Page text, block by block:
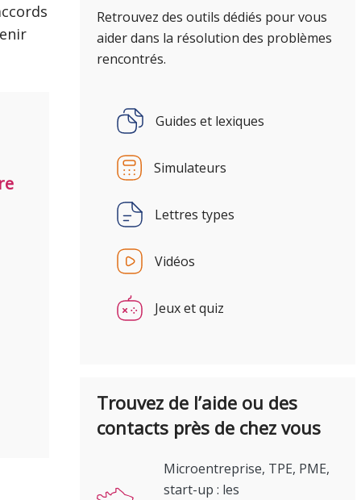
Retrouvez des outils dédiés pour vous
aider dans la résolution des problèmes
rencontrés.
Guides et lexiques
Simulateurs
Lettres types
Vidéos
Jeux et quiz
Trouvez de l’aide ou des
contacts près de chez vous
Microentreprise, TPE, PME,
start-up : les